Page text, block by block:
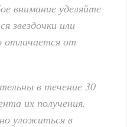
внимание уделяйте
звездочки или
отличается от
в течение 30
их получения.
уложиться в